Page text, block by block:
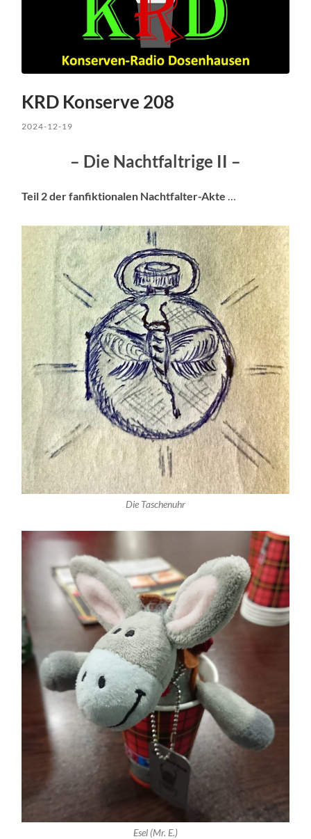
KRD Konserve 208
2024-12-19
– Die Nachtfaltrige II –
Teil 2 der fanfiktionalen Nachtfalter-Akte …
Die Taschenuhr
Esel (Mr. E.)